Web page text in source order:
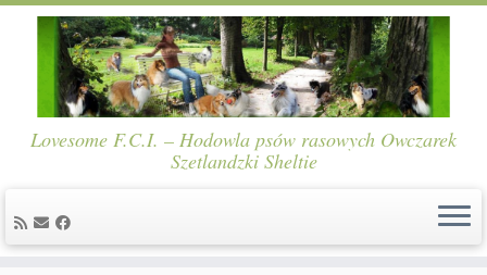
Lovesome F.C.I. – Hodowla psów rasowych Owczarek
Szetlandzki Sheltie